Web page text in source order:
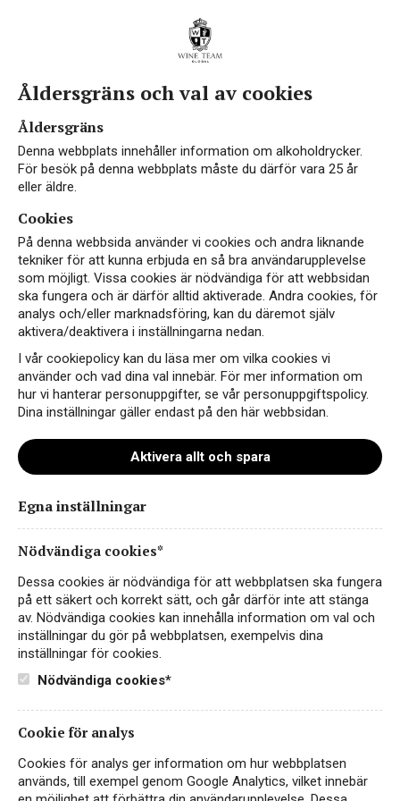
G&G_silver_2024
Instagram
Facebook
Åldersgräns och val av cookies
Åldersgräns
Denna webbplats innehåller information om alkoholdrycker.
För besök på denna webbplats måste du därför vara 25 år
eller äldre.
Cookies
På denna webbsida använder vi cookies och andra liknande
tekniker för att kunna erbjuda en så bra användarupplevelse
som möjligt. Vissa cookies är nödvändiga för att webbsidan
ska fungera och är därför alltid aktiverade. Andra cookies, för
analys och/eller marknadsföring, kan du däremot själv
aktivera/deaktivera i inställningarna nedan.
I vår cookiepolicy kan du läsa mer om vilka cookies vi
använder och vad dina val innebär. För mer information om
hur vi hanterar personuppgifter, se vår personuppgiftspolicy.
Dina inställningar gäller endast på den här webbsidan.
Aktivera allt och spara
Egna inställningar
Nödvändiga cookies*
Dessa cookies är nödvändiga för att webbplatsen ska fungera
på ett säkert och korrekt sätt, och går därför inte att stänga
av. Nödvändiga cookies kan innehålla information om val och
inställningar du gör på webbplatsen, exempelvis dina
inställningar för cookies.
Nödvändiga cookies*
Cookie för analys
Cookies för analys ger information om hur webbplatsen
används, till exempel genom Google Analytics, vilket innebär